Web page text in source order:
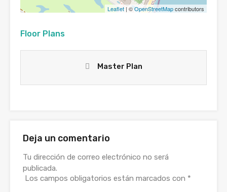
Leaflet| ©OpenStreetMapcontributors
Floor Plans
Master Plan
Deja un comentario
Tu dirección de correo electrónico no será
publicada.
Los campos obligatorios están marcados con *